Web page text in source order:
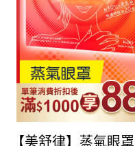
【美舒律】蒸氣眼